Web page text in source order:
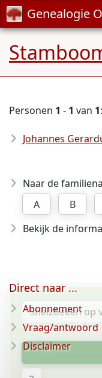
Genealogie
Personen 1 - 1 van 1:
Johannes
Naar de
A
B
Bekijk de
Direct naar ...
Abonnement
Vraag/antwoord
Disclaimer